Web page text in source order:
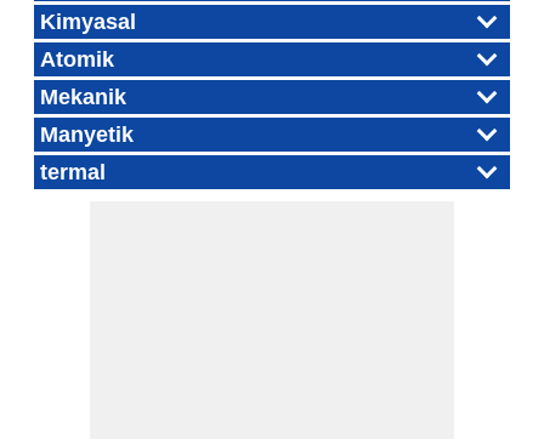
Kimyasal
Atomik
Mekanik
Manyetik
termal